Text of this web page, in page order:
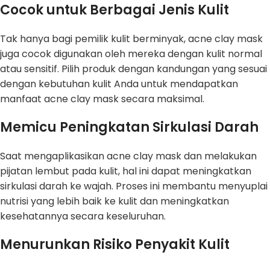
Cocok untuk Berbagai Jenis Kulit
Tak hanya bagi pemilik kulit berminyak, acne clay mask
juga cocok digunakan oleh mereka dengan kulit normal
atau sensitif. Pilih produk dengan kandungan yang sesuai
dengan kebutuhan kulit Anda untuk mendapatkan
manfaat acne clay mask secara maksimal.
Memicu Peningkatan Sirkulasi Darah
Saat mengaplikasikan acne clay mask dan melakukan
pijatan lembut pada kulit, hal ini dapat meningkatkan
sirkulasi darah ke wajah. Proses ini membantu menyuplai
nutrisi yang lebih baik ke kulit dan meningkatkan
kesehatannya secara keseluruhan.
Menurunkan Risiko Penyakit Kulit